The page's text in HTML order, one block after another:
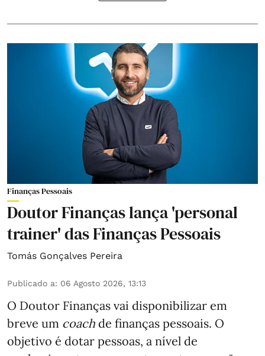
Finanças Pessoais
Doutor Finanças lança 'personal
trainer' das Finanças Pessoais
Tomás Gonçalves Pereira
Publicado a: 06 Agosto 2026, 13:13
O Doutor Finanças vai disponibilizar em
breve um coach de finanças pessoais. O
objetivo é dotar pessoas, a nível de